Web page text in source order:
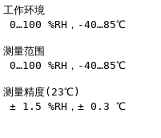
工作环境
0…100 %RH，-40…85℃
测量范围
0…100 %RH，-40…85℃
测量精度(23℃)
± 1.5 %RH，± 0.3 ℃